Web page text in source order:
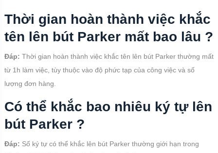
Thời gian hoàn thành việc khắc
tên lên bút Parker mất bao lâu ?
Đáp: Thời gian hoàn thành việc khắc tên lên bút Parker thường mất
từ 1h làm việc, tùy thuộc vào độ phức tạp của công việc và số
lượng đơn hàng.
Có thể khắc bao nhiêu ký tự lên
bút Parker ?
Đáp: Số ký tự có thể khắc lên bút Parker thường giới hạn trong